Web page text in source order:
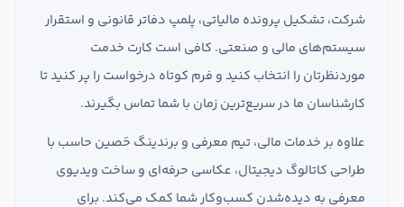
شرکت، تشکیل پرونده مالیاتی، پلمپ دفاتر قانونی و استقرار
سیستم‌های مالی و صنعتی. کافی است کارت خدمت
موردنظرتان را انتخاب کنید و فرم کوتاه درخواست را پر کنید تا
کارشناسان ما در سریع‌ترین زمان با شما تماس بگیرند.
علاوه بر خدمات مالی، تیم معرفی و برندینگ حَصین حاسب با
طراحی کاتالوگ دیجیتال، عکاسی حرفه‌ای و ساخت ویدیوی
معرفی به دیده‌شدن کسب‌وکار شما کمک می‌کند. برای